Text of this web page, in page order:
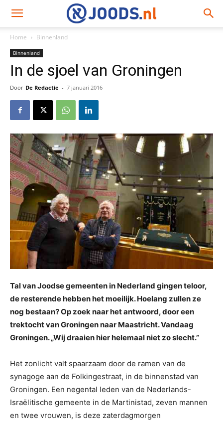
Home Binnenland
Binnenland
In de sjoel van Groningen
Door De Redactie - 7 januari 2016
Tal van Joodse gemeenten in Nederland gingen teloor,
de resterende hebben het moeilijk. Hoelang zullen ze
nog bestaan? Op zoek naar het antwoord, door een
trektocht van Groningen naar Maastricht. Vandaag
Groningen. „Wij draaien hier helemaal niet zo slecht.”
Het zonlicht valt spaarzaam door de ramen van de
synagoge aan de Folkingestraat, in de binnenstad van
Groningen. Een negental leden van de Nederlands-
Israëlitische gemeente in de Martinistad, zeven mannen
en twee vrouwen, is deze zaterdagmorgen